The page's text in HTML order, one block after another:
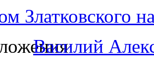
Златковского
Василий